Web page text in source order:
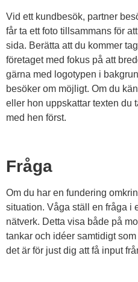
Vid ett kundbesök, partner
får ta ett foto tillsammans för
sida. Berätta att du kommer
företaget med fokus på att
gärna med logotypen i
besöker om möjligt. Om du
eller hon uppskattar texten du
med hen först.
Fråga
Om du har en fundering
situation. Våga ställ en fråga i
nätverk. Detta visa både på
tankar och idéer samtidigt
det är för just dig att få input